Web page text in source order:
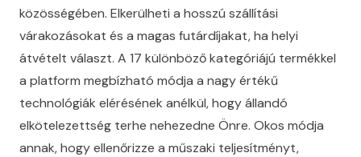
közösségében. Elkerülheti a hosszú szállítási
várakozásokat és a magas futárdíjakat, ha helyi
átvételt választ. A 17 különböző kategóriájú termékkel
a platform megbízható módja a nagy értékű
technológiák elérésének anélkül, hogy állandó
elkötelezettség terhe nehezedne Önre. Okos módja
annak, hogy ellenőrizze a műszaki teljesítményt,